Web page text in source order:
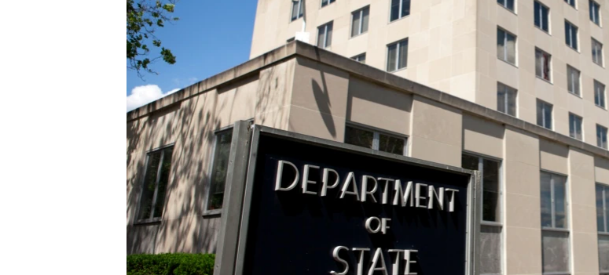
КРЫМ.НЕПОКОРЕННЫЙ
УКРАИНСКАЯ ПРОБЛЕМА КРЫМА